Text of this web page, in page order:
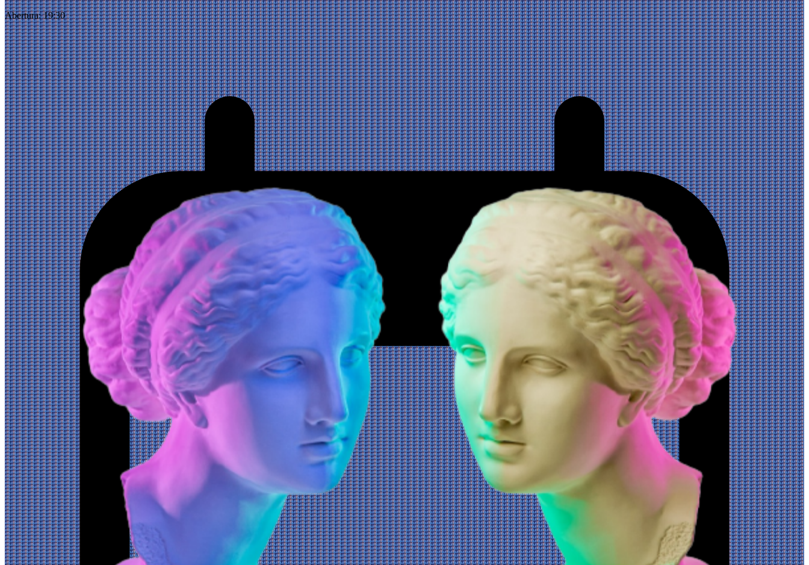
Abertura:19:30